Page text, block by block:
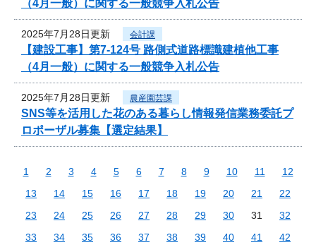
（4月一般）に関する一般競争入札公告
2025年7月28日更新 会計課
【建設工事】第7-124号 路側式道路標識建植他工事
（4月一般）に関する一般競争入札公告
2025年7月28日更新 農産園芸課
SNS等を活用した花のある暮らし情報発信業務委託プ
ロポーザル募集【選定結果】
1 2 3 4 5 6 7 8 9 10 11
12
13
14 15 16 17 18 19 20 21
22
23
24 25 26 27 28 29 30 31
32
33
34 35 36 37 38 39 40 41
42